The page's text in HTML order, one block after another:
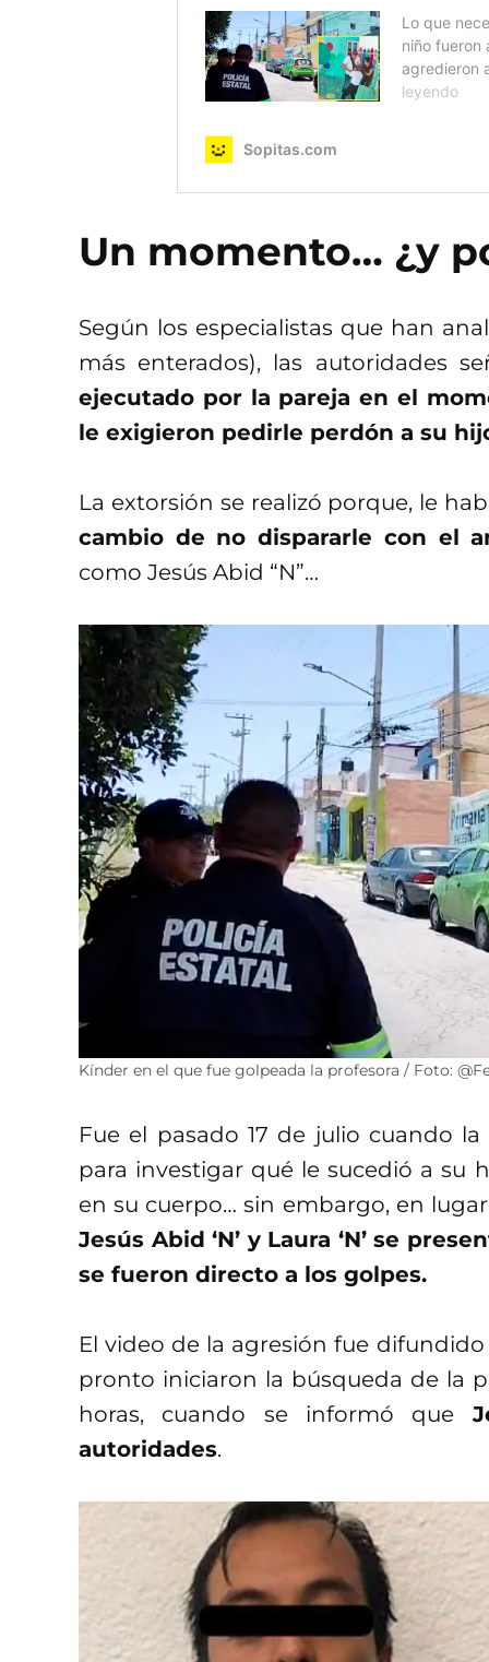
Un momento… ¿y
Según los especialistas que han
más enterados), las autoridades
ejecutado por la pareja en el
le exigieron pedirle perdón a su
La extorsión se realizó porque, le
cambio de no dispararle con el
como Jesús Abid “N”…
Kínder en el que fue golpeada la profesora / Foto:
Fue el pasado 17 de julio cuando
para investigar qué le sucedió a su
en su cuerpo… sin embargo, en
Jesús Abid ‘N’ y Laura ‘N’ se
se fueron directo a los golpes.
El video de la agresión fue
pronto iniciaron la búsqueda de la
horas, cuando se informó que
autoridades.